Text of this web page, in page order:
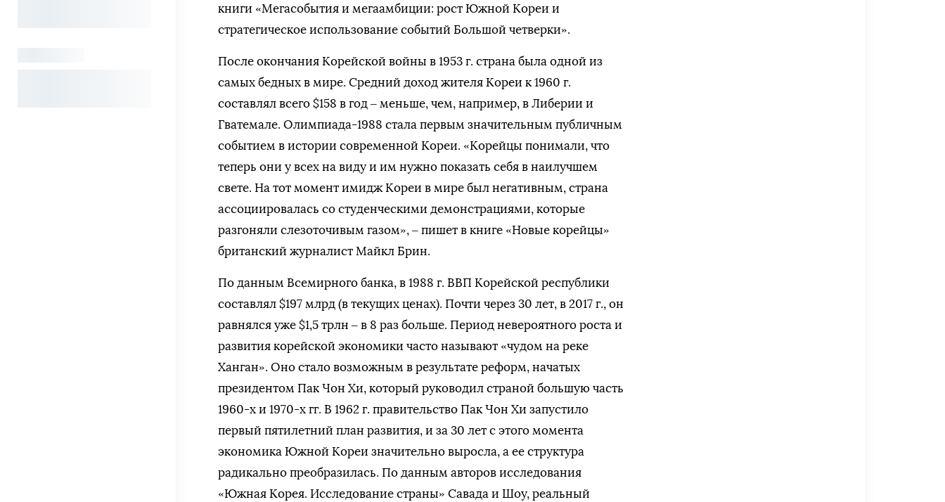
книги «Мегасобытия и мегаамбиции: рост Южной Кореи и
стратегическое использование событий Большой четверки».
После окончания Корейской войны в 1953 г. страна была одной из
самых бедных в мире. Средний доход жителя Кореи к 1960 г.
составлял всего $158 в год – меньше, чем, например, в Либерии и
Гватемале. Олимпиада-1988 стала первым значительным публичным
событием в истории современной Кореи. «Корейцы понимали, что
теперь они у всех на виду и им нужно показать себя в наилучшем
свете. На тот момент имидж Кореи в мире был негативным, страна
ассоциировалась со студенческими демонстрациями, которые
разгоняли слезоточивым газом», – пишет в книге «Новые корейцы»
британский журналист Майкл Брин.
По данным Всемирного банка, в 1988 г. ВВП Корейской республики
составлял $197 млрд (в текущих ценах). Почти через 30 лет, в 2017 г., он
равнялся уже $1,5 трлн – в 8 раз больше. Период невероятного роста и
развития корейской экономики часто называют «чудом на реке
Ханган». Оно стало возможным в результате реформ, начатых
президентом Пак Чон Хи, который руководил страной большую часть
1960-х и 1970-х гг. В 1962 г. правительство Пак Чон Хи запустило
первый пятилетний план развития, и за 30 лет с этого момента
экономика Южной Кореи значительно выросла, а ее структура
радикально преобразилась. По данным авторов исследования
«Южная Корея. Исследование страны» Савада и Шоу, реальный